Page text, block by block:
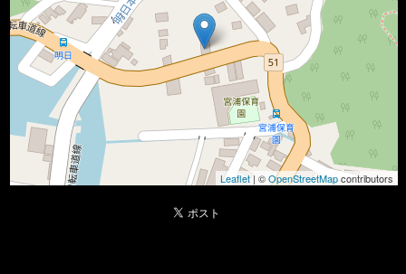
Leaflet | ©OpenStreetMapcontributors